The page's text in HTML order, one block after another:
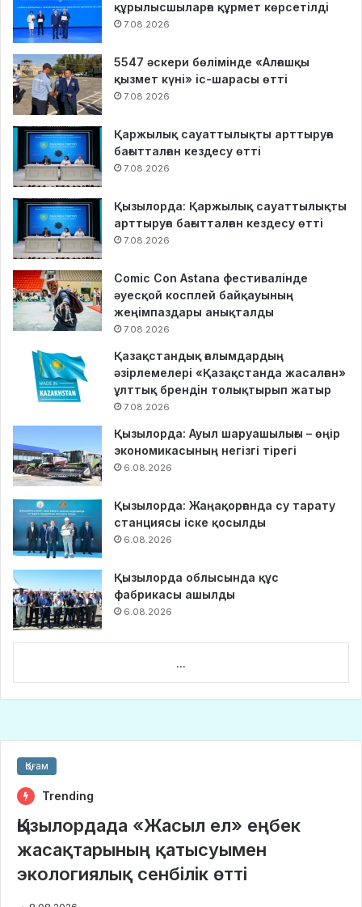
құрылысшыларға құрмет көрсетілді
7.08.2026
5547 әскери бөлімінде «Алғашқы
қызмет күні» іс-шарасы өтті
7.08.2026
Қаржылық сауаттылықты арттыруға
бағытталған кездесу өтті
7.08.2026
Қызылорда: Қаржылық сауаттылықты
арттыруға бағытталған кездесу өтті
7.08.2026
Comic Con Astana фестивалінде
әуесқой косплей байқауының
жеңімпаздары анықталды
7.08.2026
Қазақстандық ғалымдардың
әзірлемелері «Қазақстанда жасалған»
ұлттық брендін толықтырып жатыр
7.08.2026
Қызылорда: Ауыл шаруашылығы – өңір
экономикасының негізгі тірегі
6.08.2026
Қызылорда: Жаңақорғанда су тарату
станциясы іске қосылды
6.08.2026
Қызылорда облысында құс
фабрикасы ашылды
6.08.2026
...